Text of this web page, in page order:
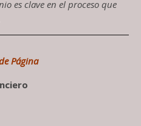
es clave en el proceso que
Página